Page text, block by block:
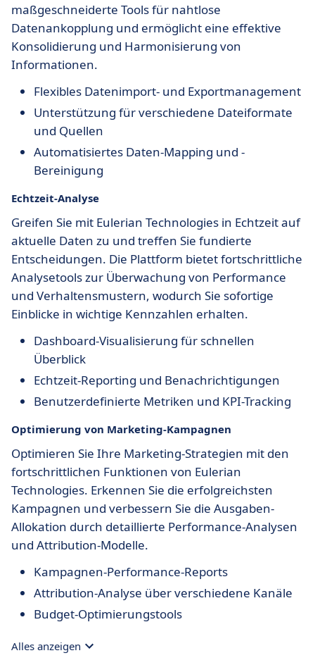
maßgeschneiderte Tools für nahtlose
Datenankopplung und ermöglicht eine effektive
Konsolidierung und Harmonisierung von
Informationen.
Flexibles Datenimport- und Exportmanagement
Unterstützung für verschiedene Dateiformate
und Quellen
Automatisiertes Daten-Mapping und -
Bereinigung
Echtzeit-Analyse
Greifen Sie mit Eulerian Technologies in Echtzeit auf
aktuelle Daten zu und treffen Sie fundierte
Entscheidungen. Die Plattform bietet fortschrittliche
Analysetools zur Überwachung von Performance
und Verhaltensmustern, wodurch Sie sofortige
Einblicke in wichtige Kennzahlen erhalten.
Dashboard-Visualisierung für schnellen
Überblick
Echtzeit-Reporting und Benachrichtigungen
Benutzerdefinierte Metriken und KPI-Tracking
Optimierung von Marketing-Kampagnen
Optimieren Sie Ihre Marketing-Strategien mit den
fortschrittlichen Funktionen von Eulerian
Technologies. Erkennen Sie die erfolgreichsten
Kampagnen und verbessern Sie die Ausgaben-
Allokation durch detaillierte Performance-Analysen
und Attribution-Modelle.
Kampagnen-Performance-Reports
Attribution-Analyse über verschiedene Kanäle
Budget-Optimierungstools
Alles anzeigen